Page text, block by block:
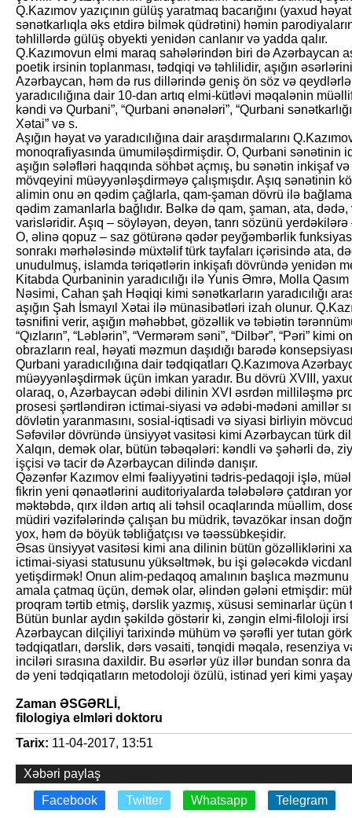
Q.Kazımov yazıçının gülüş yaratmaq bacarığını (yaxud
sənətkarlıqla əks etdirə bilmək qüdrətini) həmin
təhlillərdə gülüş obyekti yenidən canlanır və yadda qalır.
Q.Kazımovun elmi maraq sahələrindən biri də Azərbaycan
poetik irsinin toplanması, tədqiqi və təhlilidir, aşığın
Azərbaycan, həm də rus dillərində geniş ön söz və qeydlərlə
yaradıcılığına dair 10-dan artıq elmi-kütləvi məqalənin
kəndi və Qurbani”, “Qurbani ənənələri”, “Qurbani
Xətai” və s.
Aşığın həyat və yaradıcılığına dair araşdırmalarını
monoqrafiyasında ümumiləşdirmişdir. O, Qurbani sənətinin
aşığın sələfləri haqqında söhbət açmış, bu sənətin inkişaf
mövqeyini müəyyənləşdirməyə çalışmışdır. Aşıq sənətinin
alimin onu ən qədim çağlarla, qam-şaman dövrü ilə
qədim zamanlarla bağlıdır. Bəlkə də qam, şaman, ata, dədə,
varisləridir. Aşıq – söyləyən, deyən, tanrı sözünü yerdəkilərə
O, əlinə qopuz – saz götürənə qədər peyğəmbərlik
sonrakı mərhələsində müxtəlif türk tayfaları içərisində ata,
unudulmuş, islamda təriqətlərin inkişafı dövründə yenidən
Kitabda Qurbaninin yaradıcılığı ilə Yunis Əmrə, Molla
Nəsimi, Cahan şah Həqiqi kimi sənətkarların yaradıcılığı
aşığın Şah İsmayıl Xətai ilə münasibətləri izah olunur.
təsnifini verir, aşığın məhəbbət, gözəllik və təbiətin
“Qızların”, “Ləblərin”, “Vermərəm səni”, “Dilbər”, “Pəri”
obrazların real, həyati məzmun daşıdığı barədə
Qurbani yaradıcılığına dair tədqiqatları Q.Kazımova
müəyyənləşdirmək üçün imkan yaradır. Bu dövrü XVIII,
olaraq, o, Azərbaycan ədəbi dilinin XVI əsrdən milliləşmə
prosesi şərtləndirən ictimai-siyasi və ədəbi-mədəni amillər
dövlətin yaranmasını, sosial-iqtisadi və siyasi birliyin
Səfəvilər dövründə ünsiyyət vasitəsi kimi Azərbaycan türk
Xalqın, demək olar, bütün təbəqələri: kəndli və şəhərli də,
işçisi və tacir də Azərbaycan dilində danışır.
Qəzənfər Kazımov elmi fəaliyyətini tədris-pedaqoji işlə,
fikrin yeni qənaətlərini auditoriyalarda tələbələrə çatdıran
məktəbdə, qırx ildən artıq ali təhsil ocaqlarında müəllim,
müdiri vəzifələrində çalışan bu müdrik, təvazökar insan
yox, həm də böyük təbliğatçısı və təəssübkeşidir.
Əsas ünsiyyət vasitəsi kimi ana dilinin bütün gözəlliklərini
ictimai-siyasi statusunu yüksəltmək, bu işi gələcəkdə
yetişdirmək! Onun alim-pedaqoq amalının başlıca
amala çatmaq üçün, demək olar, əlindən gələni etmişdir:
proqram tərtib etmiş, dərslik yazmış, xüsusi seminarlar üçün
Bütün bunlar aydın şəkildə göstərir ki, zəngin elmi-filoloji
Azərbaycan dilçiliyi tarixində mühüm və şərəfli yer tutan
tədqiqatları, dərslik, dərs vəsaiti, tənqidi məqalə, resenziya
inciləri sırasına daxildir. Bu əsərlər yüz illər bundan sonra
də yeni tədqiqatların metodoloji özülü, istinad yeri kimi
Zaman ƏSGƏRLİ,
filologiya elmləri doktoru
Tarix: 11-04-2017, 13:51
Xəbəri paylaş
Facebook
Twitter Whatsapp Telegram